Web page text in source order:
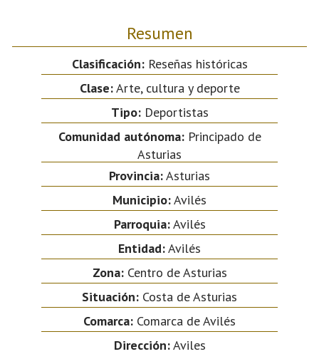
Resumen
Clasificación:Reseñas históricas
Clase:Arte, cultura y deporte
Tipo:Deportistas
Comunidad autónoma:Principado de
Asturias
Provincia:Asturias
Municipio:Avilés
Parroquia:Avilés
Entidad:Avilés
Zona:Centro de Asturias
Situación: Costa de Asturias
Comarca: Comarca de Avilés
Dirección:Aviles